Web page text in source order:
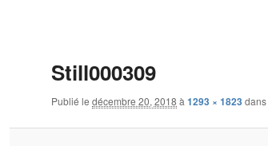
Still000309
Publié le décembre 20, 2018 à 1293 × 1823 dans